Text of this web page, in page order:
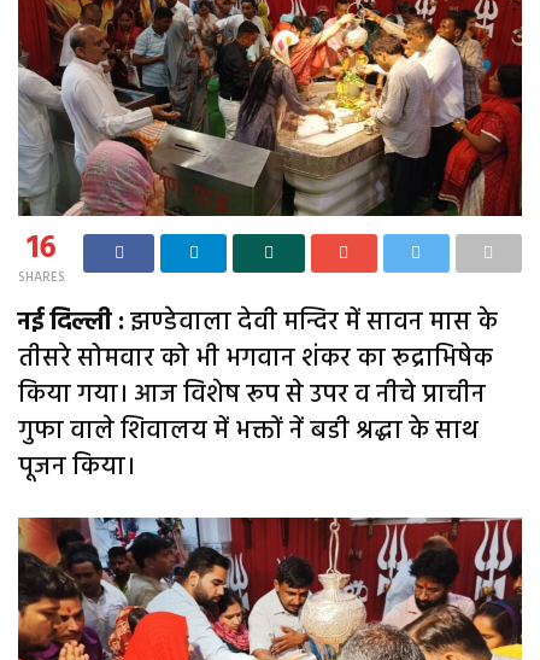
16
SHARES
नई दिल्ली :झण्डेवाला देवी मन्दिर में सावन मास के
तीसरे सोमवार को भी भगवान शंकर का रूद्राभिषेक
किया गया। आज विशेष रूप से उपर व नीचे प्राचीन
गुफा वाले शिवालय में भक्तों नें बडी श्रद्धा के साथ
पूजन किया।